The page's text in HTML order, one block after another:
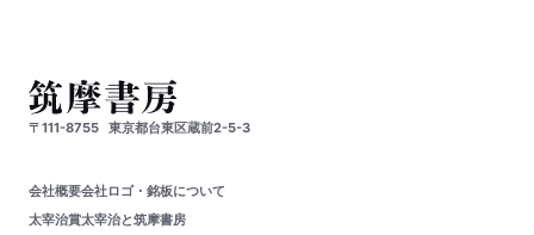
〒111-8755 東京都台東区蔵前2-5-3
会社概要会社ロゴ・銘板について
太宰治賞太宰治と筑摩書房